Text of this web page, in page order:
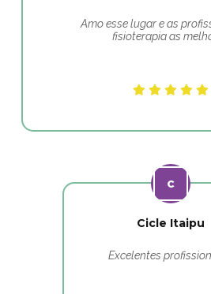
Amo esse lugar e as
fisioterapia as
Cicle Itaipu
Excelentes